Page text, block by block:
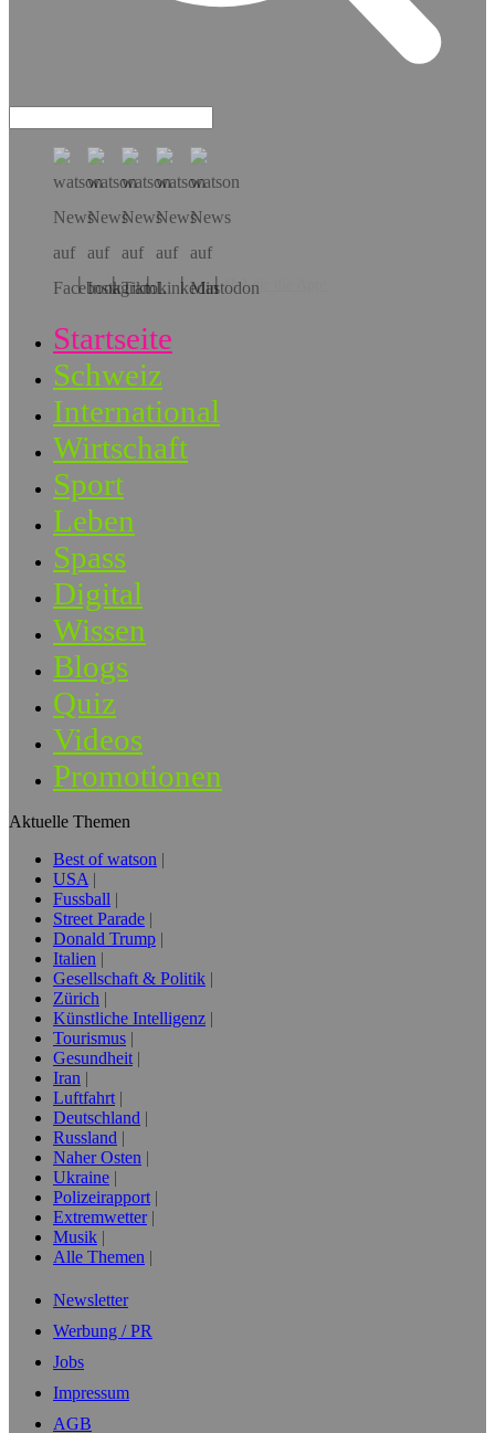
Hol dir die App!
Startseite
Schweiz
International
Wirtschaft
Sport
Leben
Spass
Digital
Wissen
Blogs
Quiz
Videos
Promotionen
Aktuelle Themen
Best of watson
USA
Fussball
Street Parade
Donald Trump
Italien
Gesellschaft & Politik
Zürich
Künstliche Intelligenz
Tourismus
Gesundheit
Iran
Luftfahrt
Deutschland
Russland
Naher Osten
Ukraine
Polizeirapport
Extremwetter
Musik
Alle Themen
Newsletter
Werbung / PR
Jobs
Impressum
AGB